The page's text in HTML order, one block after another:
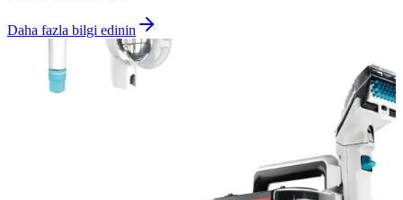
Daha fazla bilgi edinin